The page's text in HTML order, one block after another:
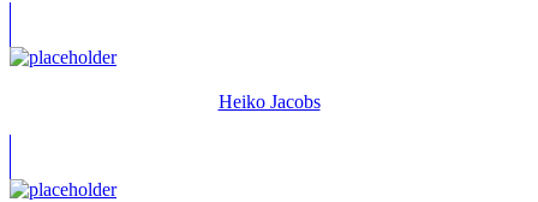
Heiko Jacobs